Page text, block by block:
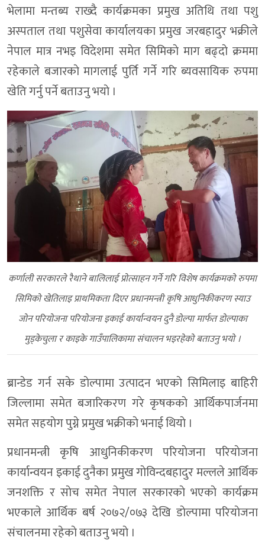
भेलामा मन्तब्य राख्दै कार्यक्रमका प्रमुख अतिथि तथा पशु
अस्पताल तथा पशुसेवा कार्यालयका प्रमुख जरबहादुर भक्रीले
नेपाल मात्र नभइ विदेशमा समेत सिमिकाे माग बढ्दाे क्रममा
रहेकाले बजारकाे मागलाई पुर्ति गर्ने गरि ब्यवसायिक रुपमा
खेति गर्नु पर्ने बताउनु भयाे ।
कर्णाली सरकारले रैथाने बालिलाई प्राेत्साहन गर्ने गरि विशेष कार्यक्रमकाे रुपमा
सिमिकाे खेतिलाइ प्राथमिकता दिएर प्रधानमन्त्री कृषि आधुनिकीकरण स्याउ
जाेन परियाेजना परियाेजना इकाई कार्यान्वयन दुनै डाेल्पा मार्फत डाेल्पाका
मुड्केचुला र काइके गाउँपालिकामा संचालन भइरहेकाे बताउनु भयाे ।
ब्रान्डेड गर्न सके डाेल्पामा उत्पादन भएकाे सिमिलाइ बाहिरी
जिल्लामा समेत बजारिकरण गरे कृषककाे आर्थिकपार्जनमा
समेत सहयाेग पुग्ने प्रमुख भक्रीकाे भनाई थियाे ।
प्रधानमन्त्री कृषि आधुनिकीकरण परियाेजना परियाेजना
कार्यान्वयन इकाई दुनैका प्रमुख गाेविन्दबहादुर मल्लले आर्थिक
जनशक्ति र साेच समेत नेपाल सरकारकाे भएकाे कार्यक्रम
भएकाले आर्थिक बर्ष २०७२/०७३ देखि डाेल्पामा परियाेजना
संचालनमा रहेकाे बताउनु भयाे ।